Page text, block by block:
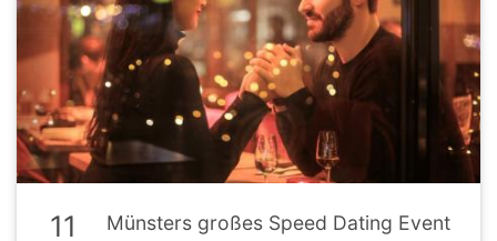
11 Münsters großes Speed Dating Event